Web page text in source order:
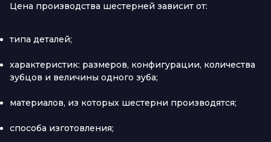
Цена производства шестерней зависит от:
типа деталей;
характеристик: размеров, конфигурации, количества
зубцов и величины одного зуба;
материалов, из которых шестерни производятся;
способа изготовления;